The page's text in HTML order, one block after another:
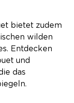
bietet zudem
wilden
Entdecken
und
das